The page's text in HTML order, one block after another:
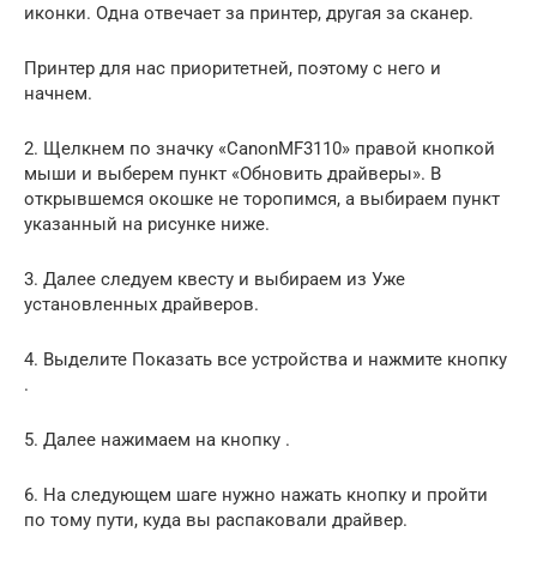
иконки. Одна отвечает за принтер, другая за сканер.
Принтер для нас приоритетней, поэтому с него и
начнем.
2. Щелкнем по значку «CanonMF3110» правой кнопкой
мыши и выберем пункт «Обновить драйверы». В
открывшемся окошке не торопимся, а выбираем пункт
указанный на рисунке ниже.
3. Далее следуем квесту и выбираем из Уже
установленных драйверов.
4. Выделите Показать все устройства и нажмите кнопку
.
5. Далее нажимаем на кнопку .
6. На следующем шаге нужно нажать кнопку и пройти
по тому пути, куда вы распаковали драйвер.